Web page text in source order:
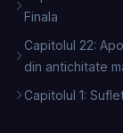
Finala
Capitolul 22:
din antichitate
Capitolul 1: